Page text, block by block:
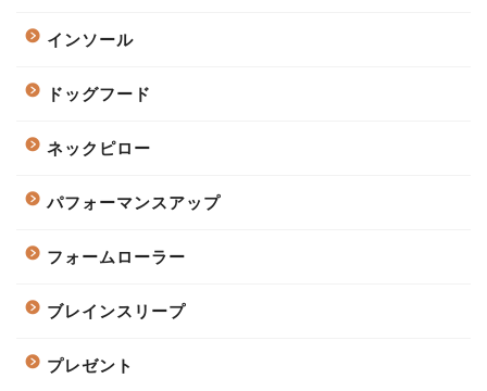
インソール
ドッグフード
ネックピロー
パフォーマンスアップ
フォームローラー
ブレインスリープ
プレゼント